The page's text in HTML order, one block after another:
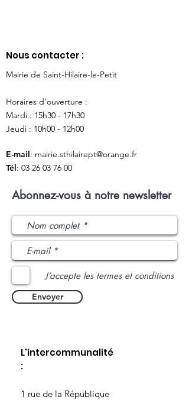
Nous contacter :
Mairie de Saint-Hilaire-le-Petit
Horaires d'ouverture :
Mardi : 15h30 - 17h30
Jeudi : 10h00 - 12h00
E-mail: mairie.sthilairept@orange.fr
Tél: 03 26 03 76 00
Abonnez-vous à notre newsletter
J’accepte les termes et conditions
Envoyer
L'intercommunalité
:
​1 rue de la République